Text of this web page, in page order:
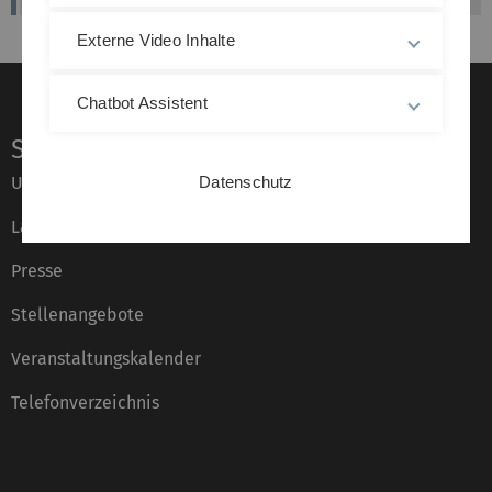
Service
Universität von A–Z
Lagepläne
Presse
Stellenangebote
Veranstaltungskalender
Telefonverzeichnis
Externe Video Inhalte
Chatbot Assistent
Datenschutz